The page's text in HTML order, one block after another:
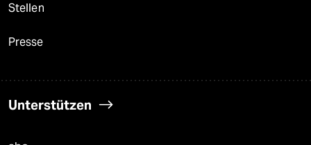
Stellen
Presse
Unterstützen